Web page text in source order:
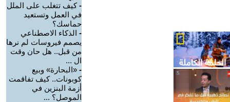
-كيف تتغلب على الملل
في العمل وتستعيد
حماسك؟
- الذكاء الاصطناعي
يصمم فيروسات لم نرها
من قبل.. هل حان وقت
ال ...
- «البحارة» وبيع
كوبونات.. كيف تفاقمت
أزمة البنزين في
الموصل؟ ...